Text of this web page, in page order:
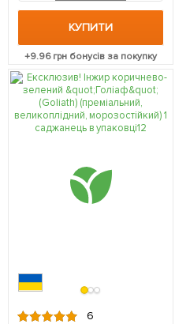
КУПИТИ
+9.96грн бонусів за покупку
6